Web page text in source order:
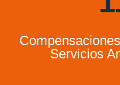
Servicios